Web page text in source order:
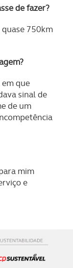
de fazer?
quase 750km
que
sinal de
de um
mim
e